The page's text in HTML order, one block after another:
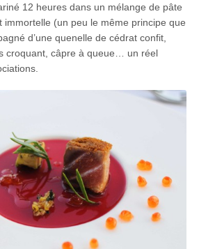
12 heures dans un mélange de pâte
immortelle (un peu le même principe que
d’une quenelle de cédrat confit,
croquant, câpre à queue… un réel